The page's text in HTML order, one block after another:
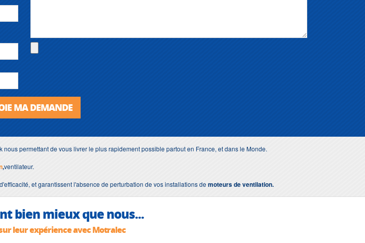
MA DEMANDE
permettant de vous livrer le plus rapidement possible partout en France, et dans le Monde.
,ventilateur.
et garantissent l'absence de perturbation de vos installations demoteurs de ventilation.
bien mieux que nous...
leur expérience avec Motralec